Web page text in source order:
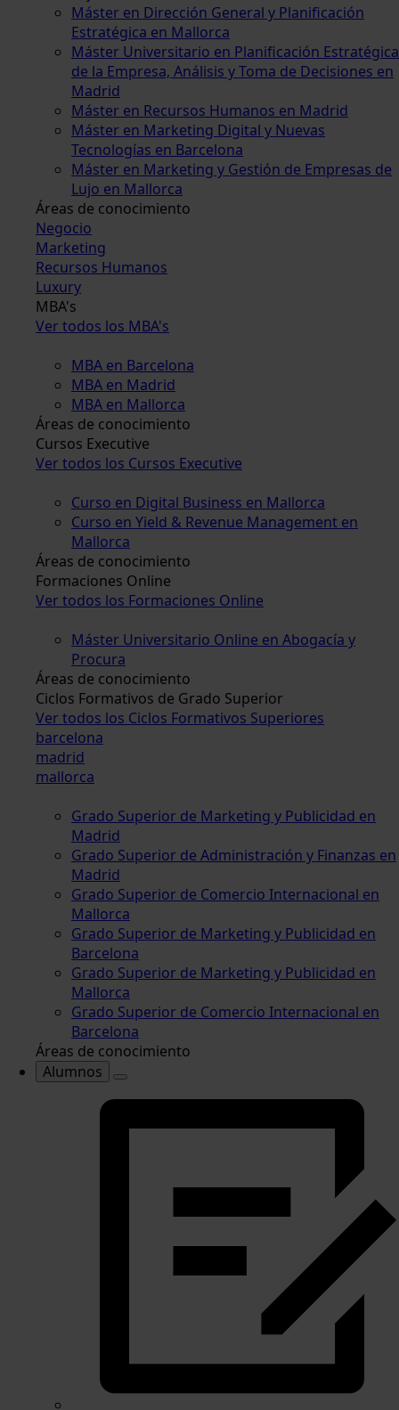
Máster en Dirección General y Planificación
Estratégica en Mallorca
Máster Universitario en Planificación Estratégica
de la Empresa, Análisis y Toma de Decisiones en
Madrid
Máster en Recursos Humanos en Madrid
Máster en Marketing Digital y Nuevas
Tecnologías en Barcelona
Máster en Marketing y Gestión de Empresas de
Lujo en Mallorca
Áreas de conocimiento
Negocio
Marketing
Recursos Humanos
Luxury
MBA's
Ver todos los MBA's
MBA en Barcelona
MBA en Madrid
MBA en Mallorca
Áreas de conocimiento
Cursos Executive
Ver todos los Cursos Executive
Curso en Digital Business en Mallorca
Curso en Yield & Revenue Management en
Mallorca
Áreas de conocimiento
Formaciones Online
Ver todos los Formaciones Online
Máster Universitario Online en Abogacía y
Procura
Áreas de conocimiento
Ciclos Formativos de Grado Superior
Ver todos los Ciclos Formativos Superiores
barcelona
madrid
mallorca
Grado Superior de Marketing y Publicidad en
Madrid
Grado Superior de Administración y Finanzas en
Madrid
Grado Superior de Comercio Internacional en
Mallorca
Grado Superior de Marketing y Publicidad en
Barcelona
Grado Superior de Marketing y Publicidad en
Mallorca
Grado Superior de Comercio Internacional en
Barcelona
Áreas de conocimiento
Alumnos